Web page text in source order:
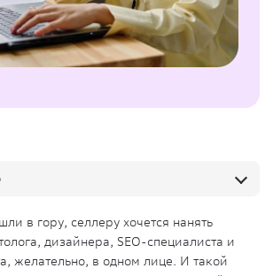
в гору, селлеру хочется нанять
дизайнера, SEO-специалиста и
желательно, в одном лице. И такой